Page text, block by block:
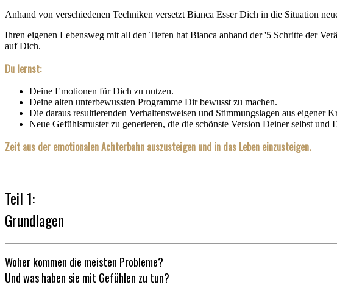
Anhand von verschiedenen Techniken versetzt Bianca Esser Dich in die Situation
Ihren eigenen Lebensweg mit all den Tiefen hat Bianca anhand der '5 Schritte der
auf Dich.
Du lernst:
Deine Emotionen für Dich zu nutzen.
Deine alten unterbewussten Programme Dir bewusst zu machen.
Die daraus resultierenden Verhaltensweisen und Stimmungslagen aus eigener
Neue Gefühlsmuster zu generieren, die die schönste Version Deiner selbst und
Zeit aus der emotionalen Achterbahn auszusteigen und in das Leben einzusteigen.
Teil 1:
Grundlagen
Woher kommen die meisten Probleme?
Und was haben sie mit Gefühlen zu tun?